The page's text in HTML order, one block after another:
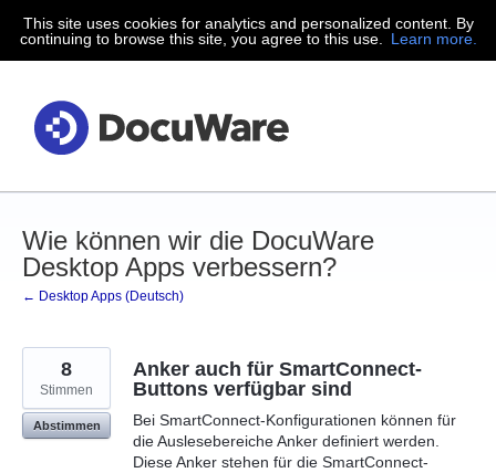
Zum
Inhalt
This site uses cookies for analytics and personalized content. By
continuing to browse this site, you agree to this use.
Learn more.
Wie können wir die DocuWare
Desktop Apps verbessern?
← Desktop Apps (Deutsch)
Anker auch für SmartConnect-
Buttons verfügbar sind
Bei SmartConnect-Konfigurationen können für
die Auslesebereiche Anker definiert werden.
Diese Anker stehen für die SmartConnect-
8
Stimmen
Abstimmen